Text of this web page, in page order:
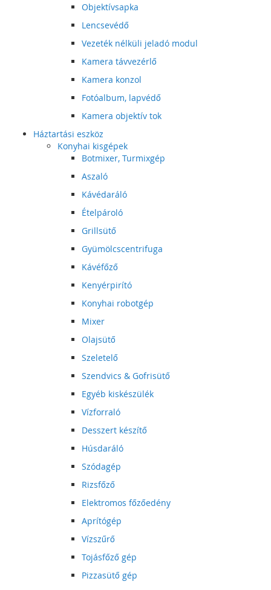
Objektívsapka
Lencsevédő
Vezeték nélküli jeladó modul
Kamera távvezérlő
Kamera konzol
Fotóalbum, lapvédő
Kamera objektív tok
Háztartási eszköz
Konyhai kisgépek
Botmixer, Turmixgép
Aszaló
Kávédaráló
Ételpároló
Grillsütő
Gyümölcscentrifuga
Kávéfőző
Kenyérpirító
Konyhai robotgép
Mixer
Olajsütő
Szeletelő
Szendvics & Gofrisütő
Egyéb kiskészülék
Vízforraló
Desszert készítő
Húsdaráló
Szódagép
Rizsfőző
Elektromos főzőedény
Aprítógép
Vízszűrő
Tojásfőző gép
Pizzasütő gép